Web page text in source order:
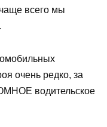
всего мы
очень редко, за
водительское